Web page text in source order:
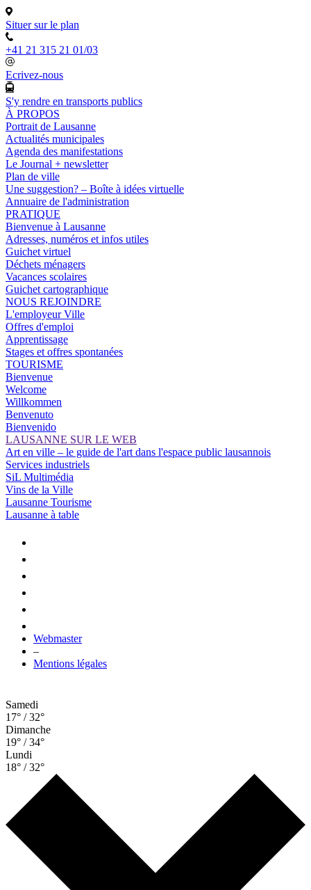
Situer sur le plan
+41 21 315 21 01/03
Ecrivez-nous
S'y rendre en transports publics
À PROPOS
Portrait de Lausanne
Actualités municipales
Agenda des manifestations
Le Journal + newsletter
Plan de ville
Une suggestion? – Boîte à idées virtuelle
Annuaire de l'administration
PRATIQUE
Bienvenue à Lausanne
Adresses, numéros et infos utiles
Guichet virtuel
Déchets ménagers
Vacances scolaires
Guichet cartographique
NOUS REJOINDRE
L'employeur Ville
Offres d'emploi
Apprentissage
Stages et offres spontanées
TOURISME
Bienvenue
Welcome
Willkommen
Benvenuto
Bienvenido
LAUSANNE SUR LE WEB
Art en ville – le guide de l'art dans l'espace public lausannois
Services industriels
SiL Multimédia
Vins de la Ville
Lausanne Tourisme
Lausanne à table
Webmaster
–
Mentions légales
Samedi
17° / 32°
Dimanche
19° / 34°
Lundi
18° / 32°